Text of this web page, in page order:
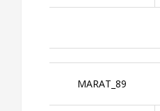
MARAT_89